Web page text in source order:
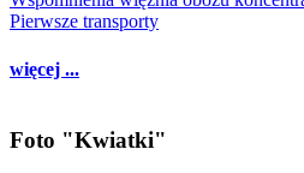
Pierwsze transporty
więcej ...
Foto "Kwiatki"